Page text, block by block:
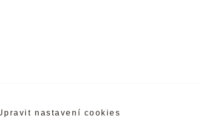
nastavení cookies